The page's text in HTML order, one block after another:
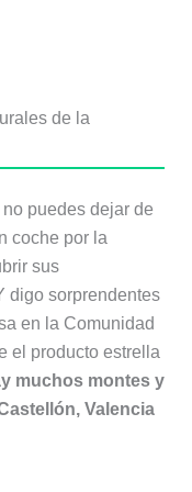
de la
puedes dejar de
coche por la
sus
digo sorprendentes
en la Comunidad
el producto estrella
muchos montes y
Valencia